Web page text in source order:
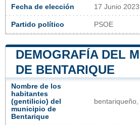
Fecha de elección 17 Junio 2023
Partido político PSOE
DEMOGRAFÍA DEL
DE BENTARIQUE
Nombre de los
habitantes
(gentilicio) del
municipio de
Bentarique